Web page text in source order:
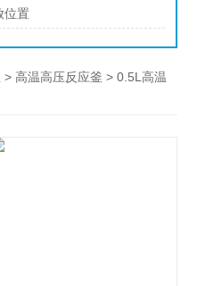
位置
>高温高压反应釜 > 0.5L高温